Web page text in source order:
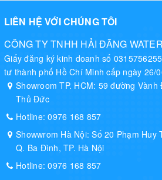
Lợi ích của công nghệ Nanoe
LIÊN HỆ VỚI CHÚNG TÔI
CÔNG TY TNHH HẢI ĐĂNG WATER
Giấy đăng ký kinh doanh số
tư thành phố Hồ Chí Minh cấp ngày 26/
Showroom TP. HCM: 59 đường Vành
Thủ Đức
Hotline:0976 168 857
Showwrom Hà Nội: Số 20 Phạm Huy
Q. Ba Đình, TP. Hà Nội
Hotline:0976 168 857